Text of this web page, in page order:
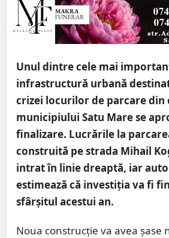
Unul dintre cele mai
infrastructură urbană
crizei locurilor de parcare din
municipiului Satu Mare se
finalizare. Lucrările la
construită pe strada Mihail
intrat în linie dreaptă, iar
estimează că investiția va fi
sfârșitul acestui an.
Noua construcție va avea șase